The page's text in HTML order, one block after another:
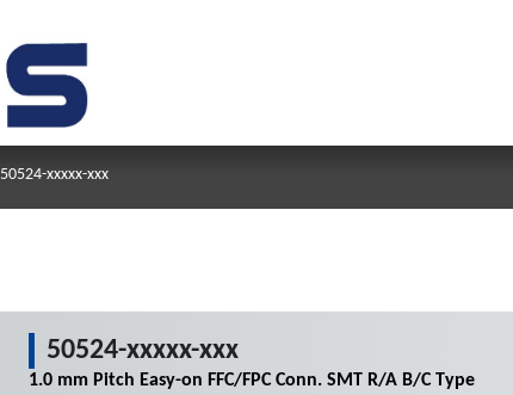
50524-xxxxx-xxx
50524-xxxxx-xxx
1.0 mm Pitch Easy-on FFC/FPC Conn. SMT R/A B/C Type